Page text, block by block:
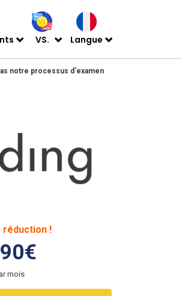
VS. Langue
notre processus d'examen
réduction !
mois